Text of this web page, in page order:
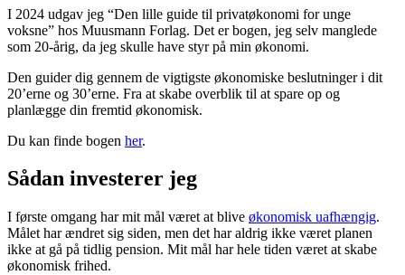
I 2024 udgav jeg “Den lille guide til privatøkonomi for unge
voksne” hos Muusmann Forlag. Det er bogen, jeg selv manglede
som 20-årig, da jeg skulle have styr på min økonomi.
Den guider dig gennem de vigtigste økonomiske beslutninger i dit
20’erne og 30’erne. Fra at skabe overblik til at spare op og
planlægge din fremtid økonomisk.
Du kan finde bogen her.
Sådan investerer jeg
I første omgang har mit mål været at blive økonomisk uafhængig.
Målet har ændret sig siden, men det har aldrig ikke været planen
ikke at gå på tidlig pension. Mit mål har hele tiden været at skabe
økonomisk frihed.